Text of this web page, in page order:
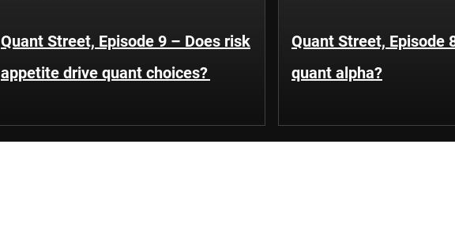
Quant Street, Episode 9 – Does risk
appetite drive quant choices?
Quant Street, Episode
quant alpha?